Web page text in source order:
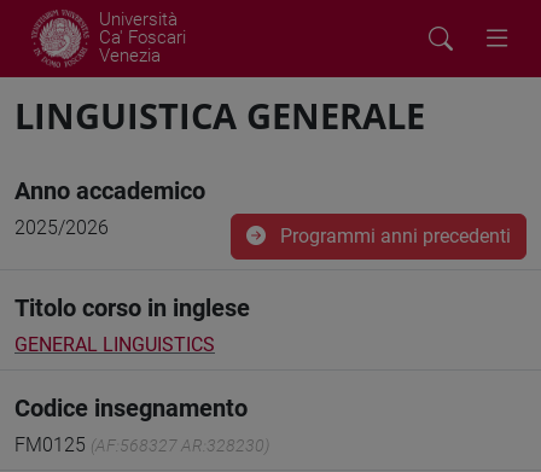
Università
Ca' Foscari
Venezia
LINGUISTICA GENERALE
Anno accademico
2025/2026 Programmi anni precedenti
Titolo corso in inglese
GENERAL LINGUISTICS
Codice insegnamento
FM0125 (AF:568327 AR:328230)